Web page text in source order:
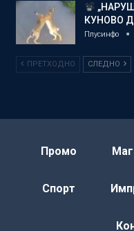
КУНОВО
Плусинфо
ПРЕТХОДНО СЛЕДНО
Промо
Спорт